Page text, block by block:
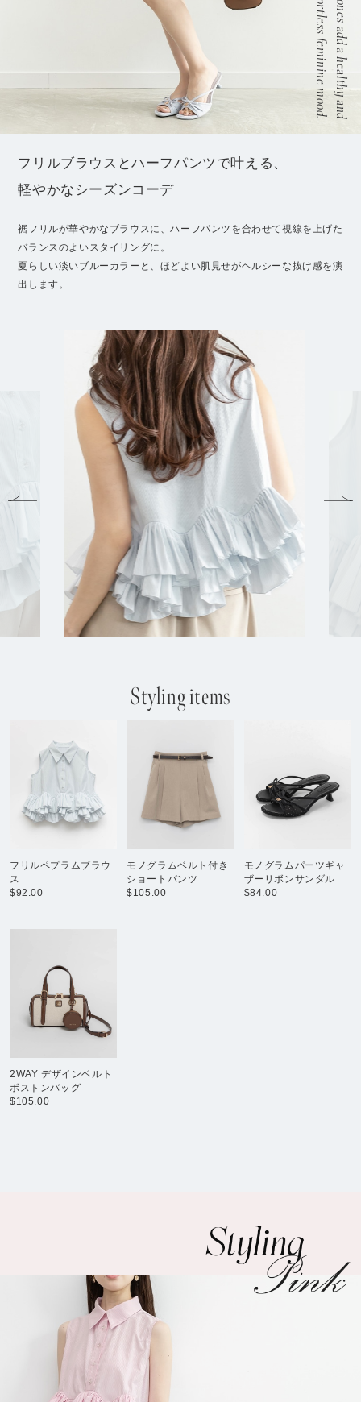
effortless feminine mood.
フリルブラウスとハーフパンツで叶える、
軽やかなシーズンコーデ
裾フリルが華やかなブラウスに、ハーフパンツを合わせて視線を上げた
バランスのよいスタイリングに。
夏らしい淡いブルーカラーと、ほどよい肌見せがヘルシーな抜け感を演
出します。
Styling items
フリルペプラムブラウ
ス
$‌92.00
モノグラムベルト付き
ショートパンツ
$‌105.00
モノグラムパーツギャ
ザーリボンサンダル
$‌84.00
2WAY デザインベルト
ボストンバッグ
$‌105.00